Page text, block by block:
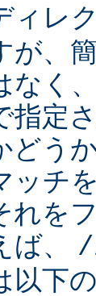
ィレ
が、
なく
指定
どう
ッチ
れを
ば、 /
以下